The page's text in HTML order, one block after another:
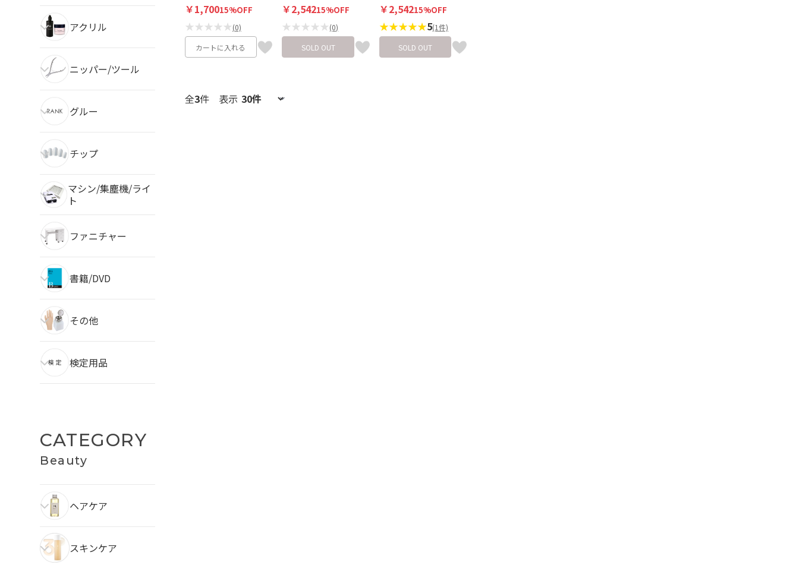
アクリル
ニッパー/ツール
グルー
チップ
マシン/集塵機/ライ
ト
ファニチャー
書籍/DVD
その他
検定用品
CATEGORY
Beauty
ヘアケア
スキンケア
￥1,70015%OFF
★★★★★(0)
カートに入れる
￥2,54215%OFF
★★★★★(0)
SOLD OUT
￥2,54215%OFF
★★★★★5(1件)
SOLD OUT
全3件表示